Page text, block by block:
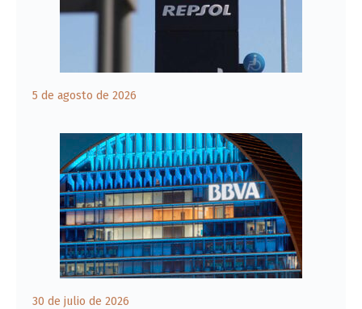
5 de agosto de 2026
30 de julio de 2026